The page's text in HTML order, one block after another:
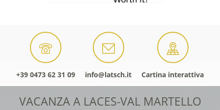
+39 0473 62 31 09 info@latsch.it Cartina interattiva
VACANZA A LACES-VAL MARTELLO